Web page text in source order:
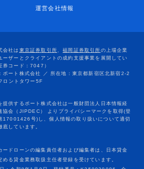
運営会社情報
ードローンの編集責任者および編集者は、日本貸金
める貸金業務取扱主任者登録を受けています。